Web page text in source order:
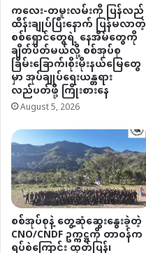
ကလေး-တမူးလမ်းကို ပြန်လည်
ထိန်းချုပ်ပြီးနောက် ပြန်မလာတဲ့
စစ်ရှောင်တွေရဲ့ နေအိမ်တွေကို
ချိတ်ပိတ်မယ်လို့ စစ်အုပ်စု
ခြိမ်းခြောက်၊စိုးမိုးနယ်မြေတွေ
မှာ အုပ်ချုပ်ရေးယန္တရား
လည်ပတ်ဖို့ ကြိုးစားနေ
August 5, 2026
စစ်အုပ်စုနဲ့ တွေ့ဆုံဆွေးနွေးခဲ့တဲ့
CNO/CNDF ဥက္ကဋ္ဌကို တာဝန်က
ရပ်စဲကြောင်း ထုတ်ပြန်၊